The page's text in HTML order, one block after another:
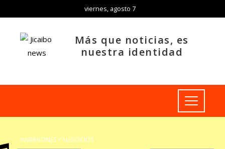
viernes, agosto 7
Más que noticias, es
nuestra identidad
INVERSIONES Y NEGOCIOS